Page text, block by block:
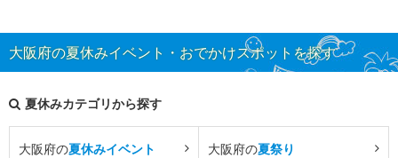
大阪府の夏休みイベント・おでかけスポットを探す
夏休みカテゴリから探す
大阪府の夏休みイベント 大阪府の夏祭り